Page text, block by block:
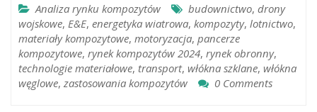
Analiza rynku kompozytów budownictwo, drony
wojskowe, E&E, energetyka wiatrowa, kompozyty, lotnictwo,
materiały kompozytowe, motoryzacja, pancerze
kompozytowe, rynek kompozytów 2024, rynek obronny,
technologie materiałowe, transport, włókna szklane, włókna
węglowe, zastosowania kompozytów 0 Comments